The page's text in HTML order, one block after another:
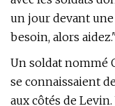
un jour devant
besoin, alors
Un soldat nommé
se connaissaient
aux côtés de